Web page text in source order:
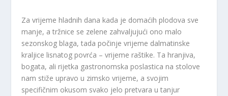
Za vrijeme hladnih dana kada je domaćih plodova sve
manje, a tržnice se zelene zahvaljujući ono malo
sezonskog blaga, tada počinje vrijeme dalmatinske
kraljice lisnatog povrća – vrijeme raštike. Ta hranjiva,
bogata, ali rijetka gastronomska poslastica na stolove
nam stiže upravo u zimsko vrijeme, a svojim
specifičnim okusom svako jelo pretvara u tanjur